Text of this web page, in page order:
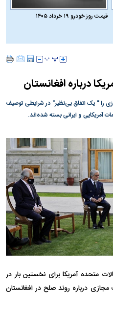
قیمت روز خودرو ۱۹ خرداد ۱۴۰۵
درباره افغانستان
را " یک اتفاق بی‌نظیر" در شرایطی توصیف
آمریکایی و ایرانی بسته‌ شده‌اند.
متحده آمریکا برای نخستین بار در
درباره روند صلح در افغانستان